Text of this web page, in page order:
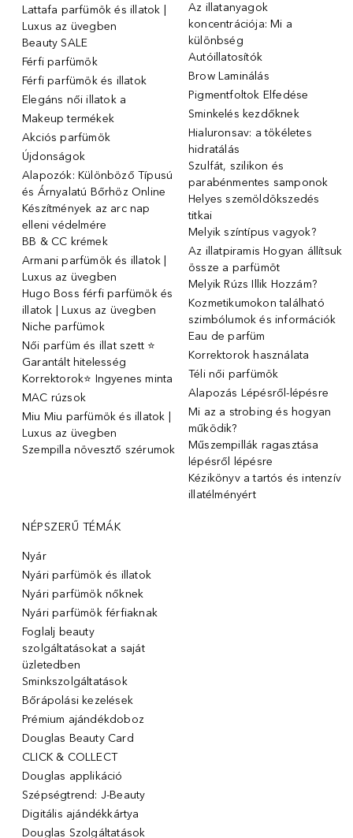
Lattafa parfümök és illatok |
Luxus az üvegben
Beauty SALE
Férfi parfümök
Férfi parfümök és illatok
Elegáns női illatok ️a
Makeup termékek
Akciós parfümök
Újdonságok
Alapozók: Különböző Típusú
és Árnyalatú Bőrhöz Online
Készítmények az arc nap
elleni védelmére
BB & CC krémek
Armani parfümök és illatok |
Luxus az üvegben
Hugo Boss férfi parfümök és
illatok | Luxus az üvegben
Niche parfümok
Női parfüm és illat szett ⭐
Garantált hitelesség
Korrektorok⭐ Ingyenes minta
MAC rúzsok
Miu Miu parfümök és illatok |
Luxus az üvegben
Szempilla növesztő szérumok
Az illatanyagok
koncentrációja: Mi a
különbség
Autóillatosítók
Brow Laminálás
Pigmentfoltok Elfedése
Sminkelés kezdőknek
Hialuronsav: a tökéletes
hidratálás
Szulfát, szilikon és
parabénmentes samponok
Helyes szemöldökszedés
titkai
Melyik színtípus vagyok?
Az illatpiramis Hogyan állítsuk
össze a parfümöt
Melyik Rúzs Illik Hozzám?
Kozmetikumokon található
szimbólumok és információk
Eau de parfüm
Korrektorok használata
Téli női parfümök
Alapozás Lépésről-lépésre
Mi az a strobing és hogyan
működik?
Műszempillák ragasztása
lépésről lépésre
Kézikönyv a tartós és intenzív
illatélményért
NÉPSZERŰ TÉMÁK
Nyár
Nyári parfümök és illatok
Nyári parfümök nőknek
Nyári parfümök férfiaknak
Foglalj beauty
szolgáltatásokat a saját
üzletedben
Sminkszolgáltatások
Bőrápolási kezelések
Prémium ajándékdoboz
Douglas Beauty Card
CLICK & COLLECT
Douglas applikáció
Szépségtrend: J-Beauty
Digitális ajándékkártya
Douglas Szolgáltatások